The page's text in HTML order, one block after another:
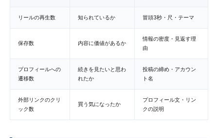
リールの再生数 知られているか 冒頭3秒・尺・テーマ
保存数 内容に価値があるか
情報の密度・見返す理
由
プロフィールへの
遷移数
続きを見たいと思わ
れたか
投稿の締め・アカウン
ト名
外部リンクのクリ
ック数
買う気になったか
プロフィール文・リン
クの説明